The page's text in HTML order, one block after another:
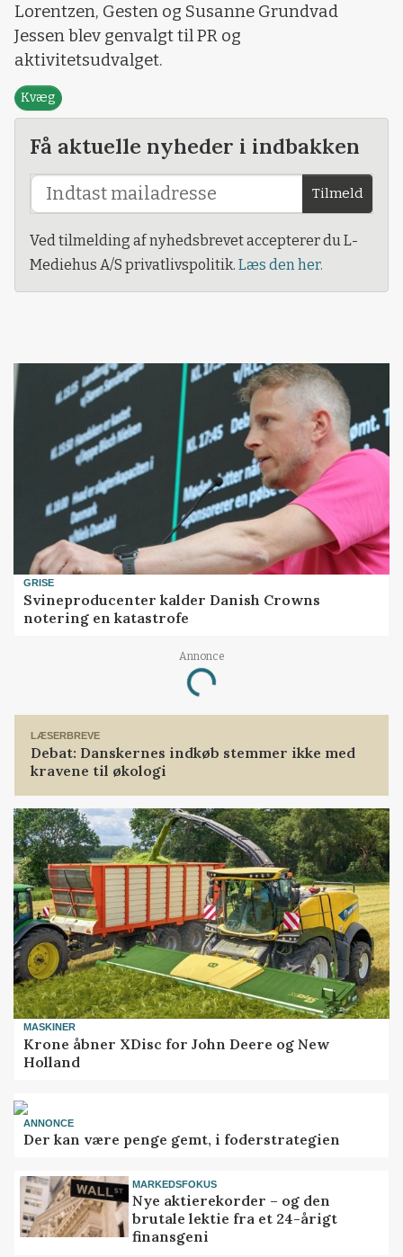
Lorentzen, Gesten og Susanne Grundvad
Jessen blev genvalgt til PR og
aktivitetsudvalget.
Kvæg
Få aktuelle nyheder i indbakken
Tilmeld
Ved tilmelding af nyhedsbrevet accepterer du L-
Mediehus A/S privatlivspolitik. Læs den her.
GRISE
Svineproducenter kalder Danish Crowns
notering en katastrofe
Annonce
Loading...
LÆSERBREVE
Debat: Danskernes indkøb stemmer ikke med
kravene til økologi
MASKINER
Krone åbner XDisc for John Deere og New
Holland
ANNONCE
Der kan være penge gemt, i foderstrategien
MARKEDSFOKUS
Nye aktierekorder – og den
brutale lektie fra et 24-årigt
finansgeni